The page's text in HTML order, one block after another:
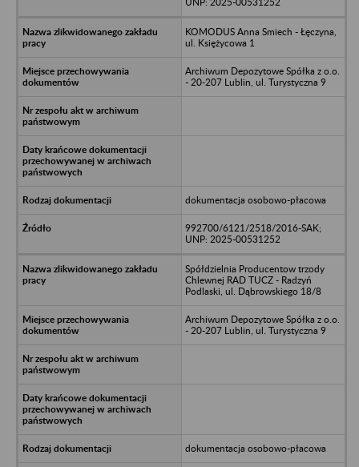
KOMODUS Anna Smiech - Łęczyna,
ul. Księżycowa 1
Archiwum Depozytowe Spółka z o.o.
- 20-207 Lublin, ul. Turystyczna 9
dokumentacja osobowo-płacowa
992700/6121/2518/2016-SAK;
UNP: 2025-00531252
Spółdzielnia Producentow trzody
Chlewnej RAD TUCZ - Radzyń
Podlaski, ul. Dąbrowskiego 18/8
Archiwum Depozytowe Spółka z o.o.
- 20-207 Lublin, ul. Turystyczna 9
dokumentacja osobowo-płacowa